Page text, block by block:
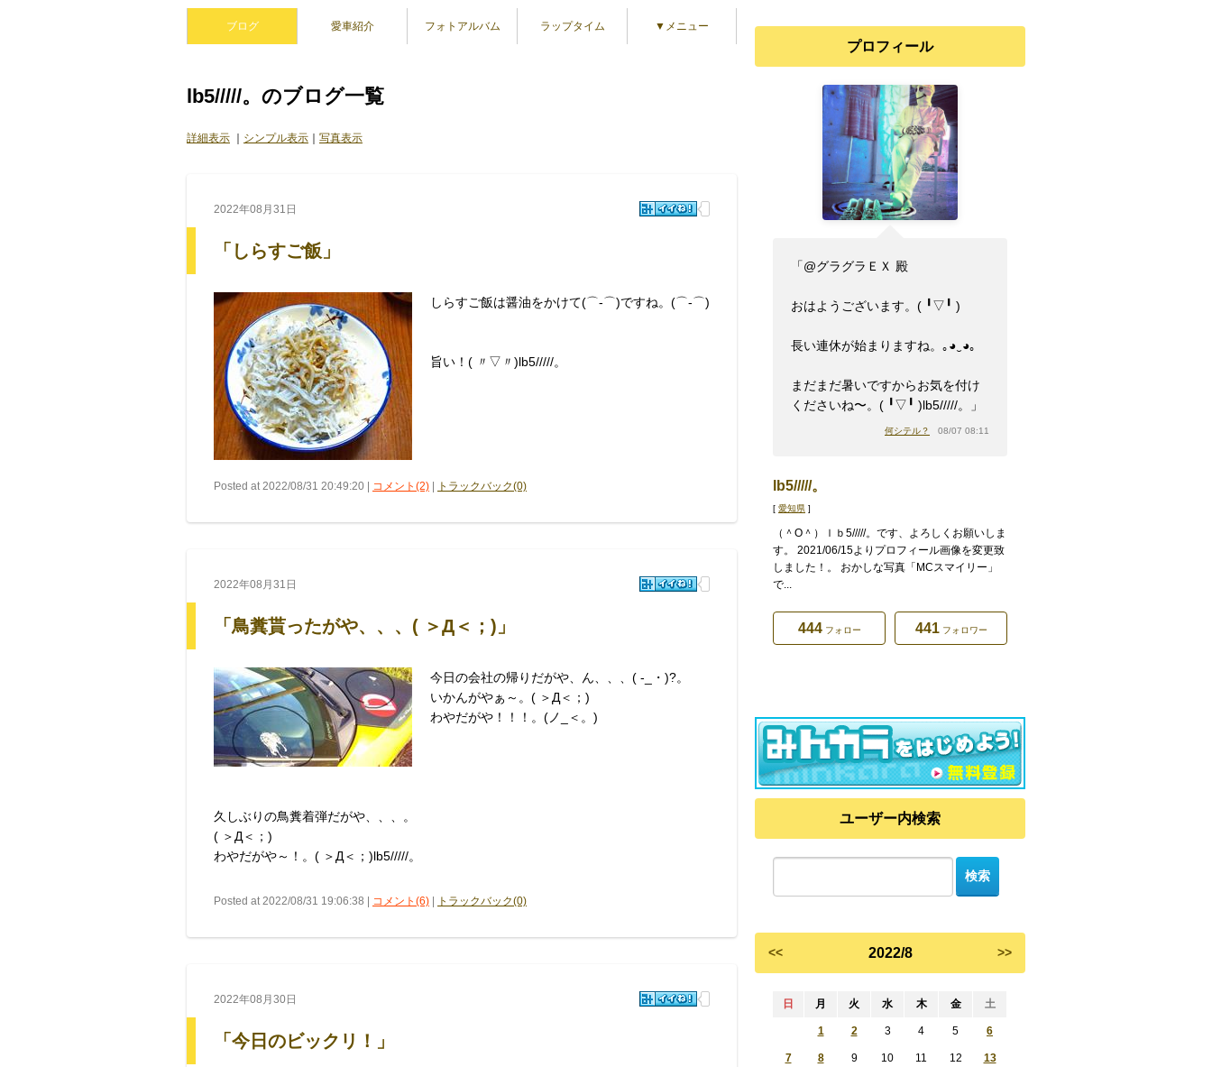
ブログ 愛車紹介 フォトアルバム ラップタイム ▼メニュー
lb5/////。のブログ一覧
詳細表示 シンプル表示 写真表示
2022年08月31日
「しらすご飯」
しらすご飯は醤油をかけて(⌒‐⌒)ですね。(⌒‐⌒)
旨い！( 〃▽〃)lb5/////。
Posted at 2022/08/31 20:49:20 | コメント(2) トラックバック(0)
2022年08月31日
「鳥糞貰ったがや、、、( ＞Д＜；)」
今日の会社の帰りだがや、ん、、、( -_・)?。
いかんがやぁ～。( ＞Д＜；)
わやだがや！！！。(ノ_＜。)
久しぶりの鳥糞着弾だがや、、、。
( ＞Д＜；)
わやだがや～！。( ＞Д＜；)lb5/////。
Posted at 2022/08/31 19:06:38 | コメント(6) トラックバック(0)
2022年08月30日
「今日のビックリ！」
プロフィール
「@グラグラＥＸ 殿
おはようございます。(⁠ ⁠╹⁠▽⁠╹⁠ ⁠)
長い連休が始まりますね。｡⁠◕⁠‿⁠◕⁠｡
まだまだ暑いですからお気を付け
くださいね〜。(⁠ ⁠╹⁠▽⁠╹⁠ ⁠)lb5/////。」
何シテル？ 08/07 08:11
lb5/////。
[ 愛知県 ]
（＾O＾）ｌｂ5/////。です、よろしくお願いしま
す。 2021/06/15よりプロフィール画像を変更致
しました！。 おかしな写真「MCスマイリー」
で...
444フォロー 441フォロワー
ユーザー内検索
<< 2022/8 >>
日 月 火 水 木 金 土
1 2 3 4 5 6
7 8 9 10 11 12 13